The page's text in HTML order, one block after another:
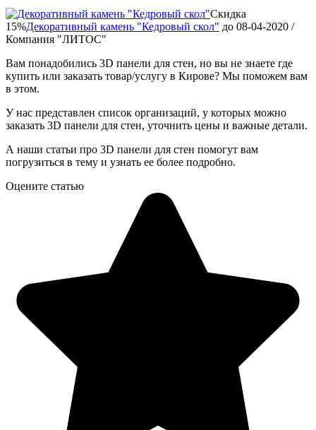
Скидка
15%Декоративный камень "Кедровый скол" до 08-04-2020 /
Компания "ЛИТОС"
Вам понадобились 3D панели для стен, но вы не знаете где
купить или заказать товар/услугу в Кирове? Мы поможем вам
в этом.
У нас представлен список организаций, у которых можно
заказать 3D панели для стен, уточнить цены и важные детали.
А наши статьи про 3D панели для стен помогут вам
погрузиться в тему и узнать ее более подробно.
Оцените статью